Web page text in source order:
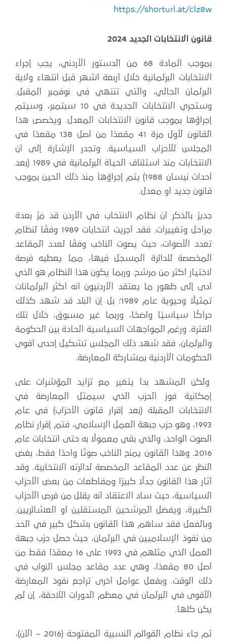
https://shorturl.at/cIz8w
قانون الانتخابات الجديد 2024
بموجب المادة 68 من الدستور الأردني، يجب إجراء
الانتخابات البرلمانية خلال أربعة أشهر قبل انتهاء ولاية
البرلمان الحالي، والتي تنتهي في نوفمبر المقبل.
وستجري الانتخابات الجديدة في 10 سبتمبر، وسيتم
إجراؤها بموجب قانون الانتخابات المعدل. ويخصص هذا
القانون لأول مرة 41 مقعدًا من أصل 138 مقعدًا في
المجلس للأحزاب السياسية. وتجدر الإشارة إلى أن
الانتخابات منذ استئناف الحياة البرلمانية في 1989 (بعد
أحداث نيسان 1988) يتم إجراؤها منذ ذلك الحين بموجب
قانون جديد أو معدل.
جديرٌ بالذكر أن نظام الانتخاب في الأردن قد مَرَّ بعدة
مراحل وتغييرات. فقد أجريت انتخابات 1989 وفقًا لنظام
تعدد الأصوات، حيث يصوت الناخب وفقًا لعدد المقاعد
المخصصة للدائرة المسجل فيها، مما يعطيه فرصة
لاختيار أكثر من مرشح. وربما يكون هذا النظام هو الذي
أدى إلى ظهور ما يعتقد الأردنيون أنه أكثر البرلمانات
تمثيلًا وحيوية عام 1989؛ بل إن البلد قد شهد كذلك
حراكًا سياسيًا واضحًا، وربما غير مسبوق، خلال تلك
الفترة. ورغم المواجهات السياسية الحادة بين الحكومة
والبرلمان، فقد شهد ذلك المجلس تشكيل إحدى أقوى
الحكومات الأردنية بمشاركة المعارضة.
ولكن المشهد بدأ يتغير مع تزايد المؤشرات على
إمكانية فوز الحزب الذي سيمثل المعارضة في
الانتخابات المقبلة (بعد إقرار قانون الأحزاب) في عام
1993، وهو حزب جبهة العمل الإسلامي، فتم إقرار نظام
الصوت الواحد، والذي بقي معمولًا به حتى انتخابات عام
2016. وهذا القانون يمنح الناخب صوتًا واحدًا فقط، بغض
النظر عن عدد المقاعد المخصصة لدائرته الانتخابية. وقد
أثار هذا القانون جدلًا كبيرًا ومقاطعات من بعض الأحزاب
السياسية، حيث ساد الاعتقاد أنه يقلل من فرص الأحزاب
الكبيرة، ويفضل المرشحين المستقلين أو العشائريين.
وبالفعل فقد ساهم هذا القانون بشكل كبير في الحد
من نفوذ الإسلاميين في البرلمان، حيث حصل حزب جبهة
العمل الذي مثلهم في 1993 على 16 معقدًا فقط من
أصل 80 مقعدًا، وهي عدد مقاعد مجلس النواب في
ذلك الوقت. وبفعل عوامل أخرى تراجع نفوذ المعارضة
الأقوى في البرلمان في معظم الدورات اللاحقة، إن لم
يكن كلها.
ثم جاء نظام القوائم النسبية المفتوحة (2016 – الآن)،